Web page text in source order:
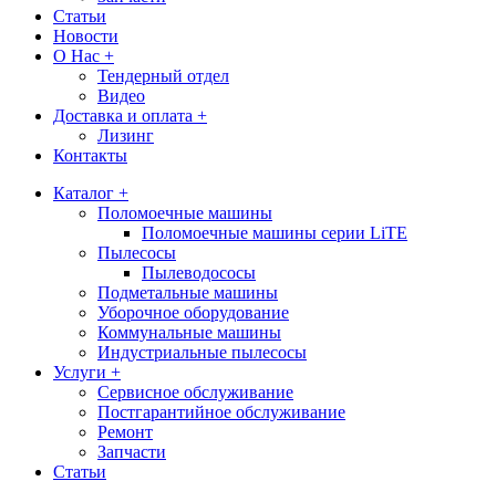
Статьи
Новости
О Нас +
Тендерный отдел
Видео
Доставка и оплата +
Лизинг
Контакты
Каталог +
Поломоечные машины
Поломоечные машины серии LiTE
Пылесосы
Пылеводососы
Подметальные машины
Уборочное оборудование
Коммунальные машины
Индустриальные пылесосы
Услуги +
Сервисное обслуживание
Постгарантийное обслуживание
Ремонт
Запчасти
Статьи